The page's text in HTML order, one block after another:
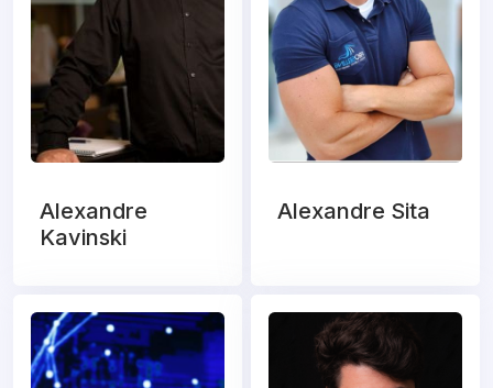
Alexandre
Kavinski
Alexandre Sita